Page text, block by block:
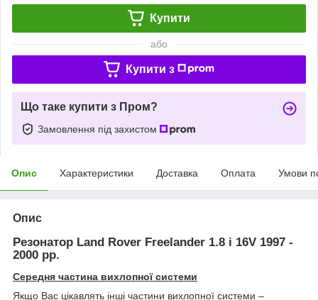
Купити
або
Купити з
Що таке купити з Пром?
Замовлення під захистом
Опис Характеристики Доставка Оплата Умови
Опис
Резонатор Land Rover Freelander 1.8 i 16V 1997 -
2000 рр.
Середня частина вихлопної системи
Якщо Вас цікавлять інші частини вихлопної системи –